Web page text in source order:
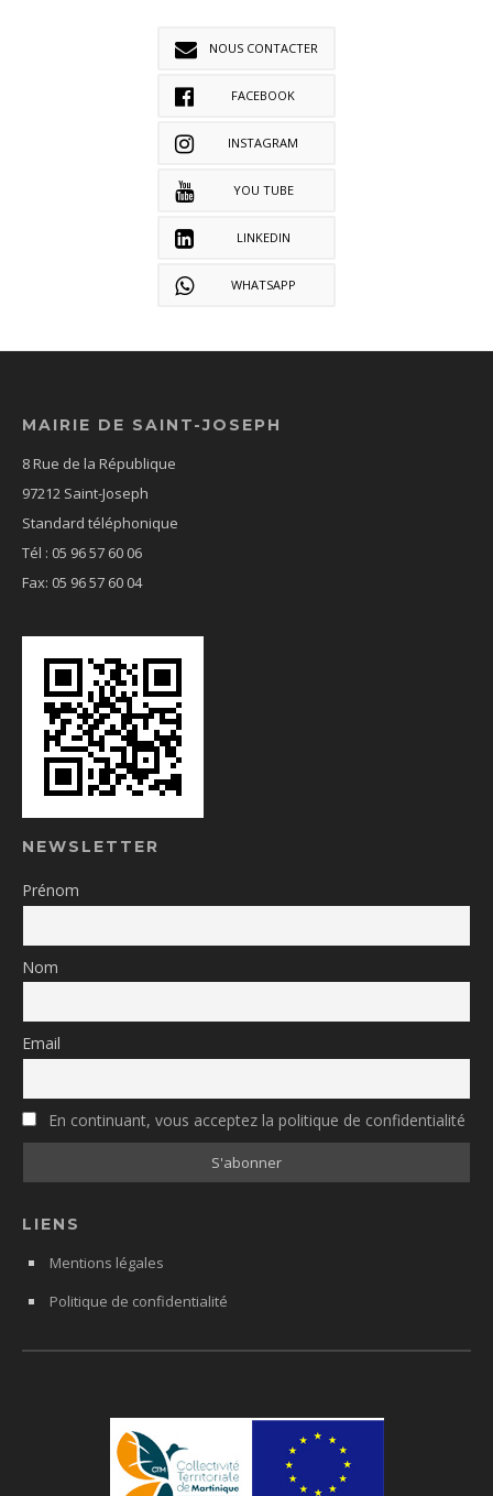
NOUS CONTACTER
FACEBOOK
INSTAGRAM
YOU TUBE
LINKEDIN
WHATSAPP
MAIRIE DE SAINT-JOSEPH
8 Rue de la République
97212 Saint-Joseph
Standard téléphonique
Tél : 05 96 57 60 06
Fax: 05 96 57 60 04
NEWSLETTER
Prénom
Nom
Email
En continuant, vous acceptez la politique de confidentialité
LIENS
Mentions légales
Politique de confidentialité